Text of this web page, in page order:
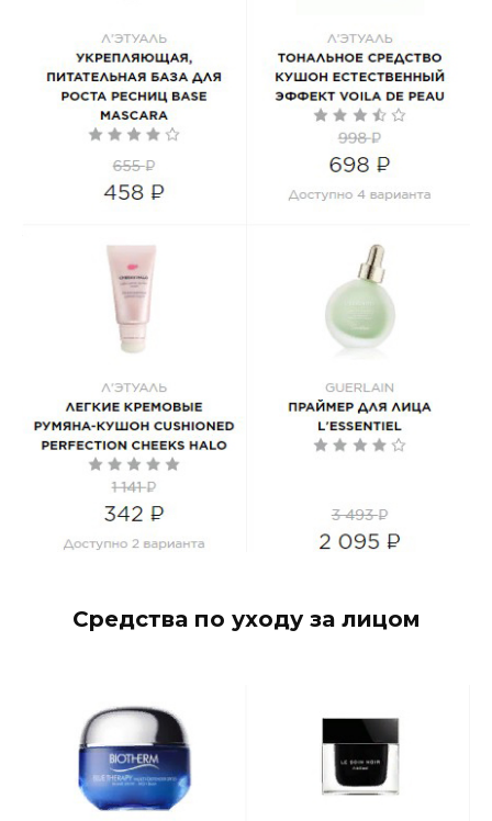
Средства по уходу за лицом